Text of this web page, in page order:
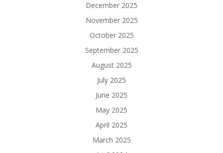
December 2025
November 2025
October 2025
September 2025
August 2025
July 2025
June 2025
May 2025
April 2025
March 2025